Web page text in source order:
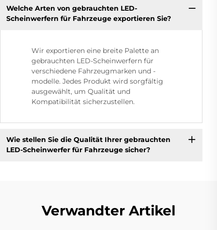
Welche Arten von gebrauchten LED-
Scheinwerfern für Fahrzeuge exportieren Sie?
Wir exportieren eine breite Palette an
gebrauchten LED-Scheinwerfern für
verschiedene Fahrzeugmarken und -
modelle. Jedes Produkt wird sorgfältig
ausgewählt, um Qualität und
Kompatibilität sicherzustellen.
Wie stellen Sie die Qualität Ihrer gebrauchten
LED-Scheinwerfer für Fahrzeuge sicher?
Verwandter Artikel